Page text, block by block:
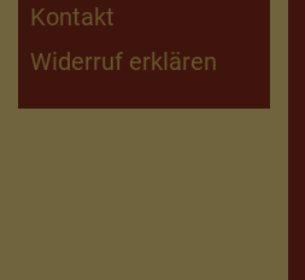
Kontakt
Widerruf erklären